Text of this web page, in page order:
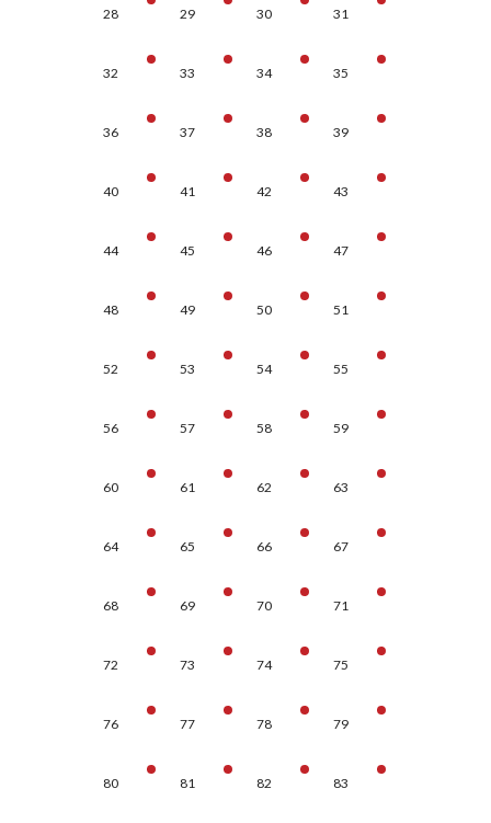
28 29 30 31
32 33 34 35
36 37 38 39
40 41 42 43
44 45 46 47
48 49 50 51
52 53 54 55
56 57 58 59
60 61 62 63
64 65 66 67
68 69 70 71
72 73 74 75
76 77 78 79
80 81 82 83